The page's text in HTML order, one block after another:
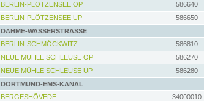
BERLIN-PLÖTZENSEE OP
586640
BERLIN-PLÖTZENSEE UP
586650
DAHME-WASSERSTRASSE
BERLIN-SCHMÖCKWITZ
586810
NEUE MÜHLE SCHLEUSE OP
586270
NEUE MÜHLE SCHLEUSE UP
586280
DORTMUND-EMS-KANAL
BERGESHÖVEDE
34000010